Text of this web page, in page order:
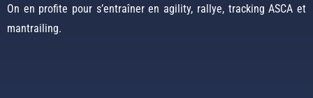
On en profite pour s’entraîner en agility, rallye, tracking ASCA et
mantrailing.